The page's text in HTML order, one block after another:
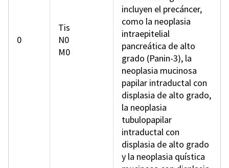
0
Tis
N0
M0
incluyen el precáncer,
como la neoplasia
intraepitelial
pancreática de alto
grado (Panin-3), la
neoplasia mucinosa
papilar intraductal con
displasia de alto grado,
la neoplasia
tubulopapilar
intraductal con
displasia de alto grado
y la neoplasia quística